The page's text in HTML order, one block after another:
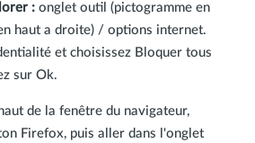
:onglet outil (pictogramme en
haut a droite) / options internet.
et choisissez Bloquer tous
sur Ok.
de la fenêtre du navigateur,
Firefox, puis aller dans l'onglet